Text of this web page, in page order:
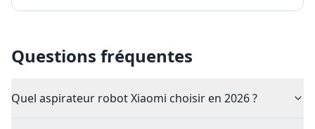
Questions fréquentes
Quel aspirateur robot Xiaomi choisir en 2026 ?